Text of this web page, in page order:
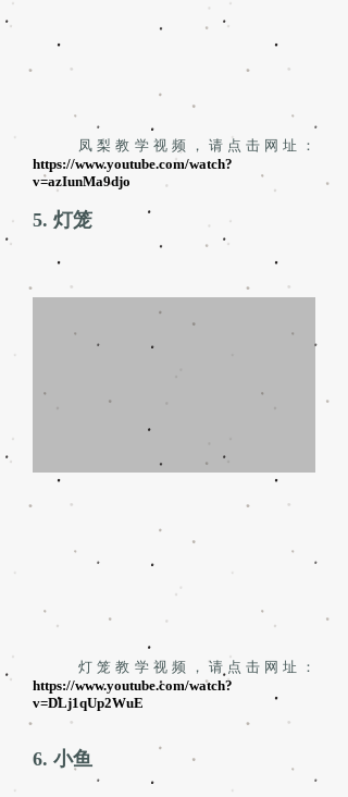
凤梨教学视频，请点击网址：
https://www.youtube.com/watch?
v=azIunMa9djo
5. 灯笼
灯笼教学视频，请点击网址：
https://www.youtube.com/watch?
v=DLj1qUp2WuE
6. 小鱼